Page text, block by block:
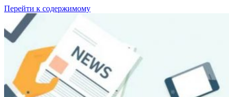
Перейти к содержимому